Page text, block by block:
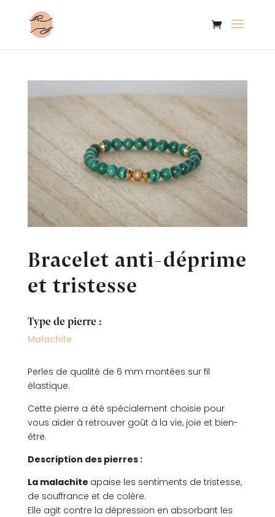
Bracelet anti-déprime
et tristesse
Type de pierre :
Malachite
Perles de qualité de 6 mm montées sur fil
élastique.
Cette pierre a été spécialement choisie pour
vous aider à retrouver goût à la vie, joie et bien-
être.
Description des pierres :
La malachite apaise les sentiments de tristesse,
de souffrance et de colère.
Elle agit contre la dépression en absorbant les